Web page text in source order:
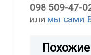
098 509-47-
или мы сами